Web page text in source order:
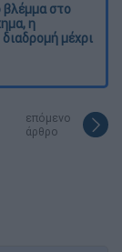
στο
η
μέχρι
επόμενο
άρθρο